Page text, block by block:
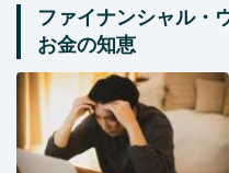
ファイナンシャル・
お金の知恵